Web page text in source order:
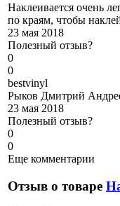
Наклеивается очень
по краям, чтобы
23 мая 2018
Полезный отзыв?
0
0
bestvinyl
Рыков Дмитрий
23 мая 2018
Полезный отзыв?
0
0
Еще комментарии
Отзыв о товаре